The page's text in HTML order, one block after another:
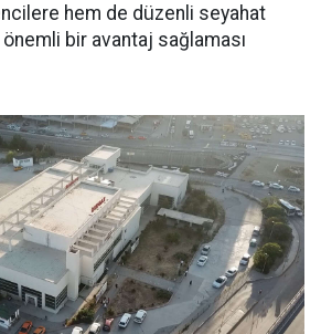
hem de düzenli seyahat
bir avantaj sağlaması